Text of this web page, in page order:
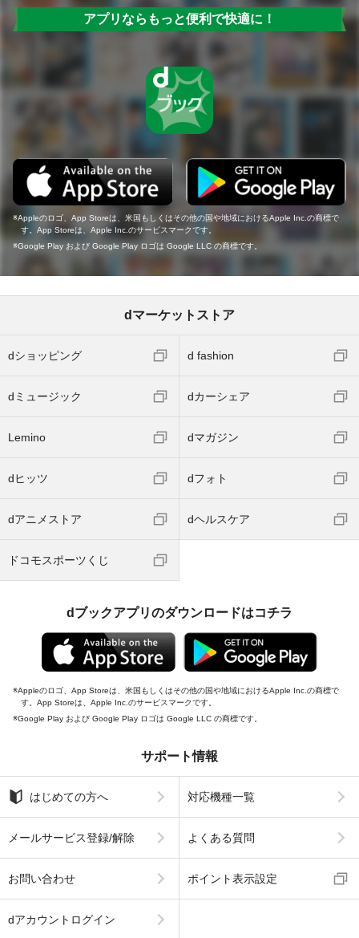
アプリならもっと便利で快適に！
Appleのロゴ、App Storeは、米国もしくはその他の国や地域におけるApple Inc.の商標で
す。App Storeは、Apple Inc.のサービスマークです。
Google Play および Google Play ロゴは Google LLC の商標です。
dマーケットストア
dショッピング d fashion
dミュージック dカーシェア
Lemino dマガジン
dヒッツ dフォト
dアニメストア dヘルスケア
ドコモスポーツくじ
dブックアプリのダウンロードはコチラ
Appleのロゴ、App Storeは、米国もしくはその他の国や地域におけるApple Inc.の商標で
す。App Storeは、Apple Inc.のサービスマークです。
Google Play および Google Play ロゴは Google LLC の商標です。
サポート情報
はじめての方へ 対応機種一覧
メールサービス登録/解除 よくある質問
お問い合わせ ポイント表示設定
dアカウントログイン